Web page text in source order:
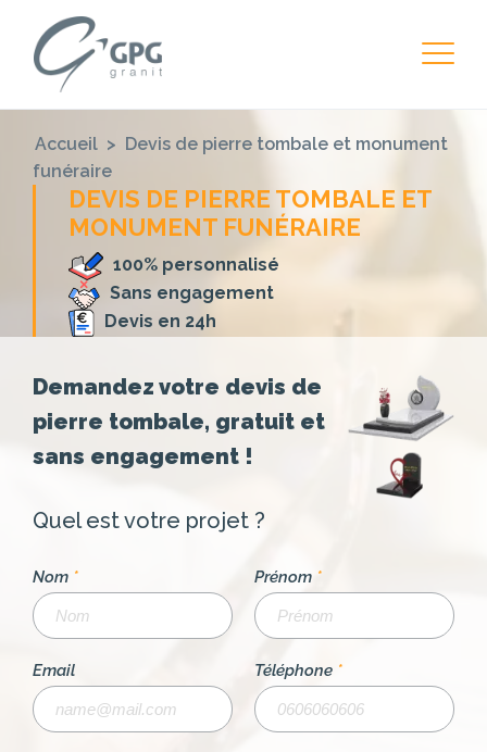
Accueil > Devis de pierre tombale et monument
funéraire
DEVIS DE PIERRE TOMBALE ET
MONUMENT FUNÉRAIRE
100% personnalisé
Sans engagement
Devis en 24h
Demandez votre devis de
pierre tombale, gratuit et
sans engagement !
Quel est votre projet ?
Nom * Prénom *
Email Téléphone *